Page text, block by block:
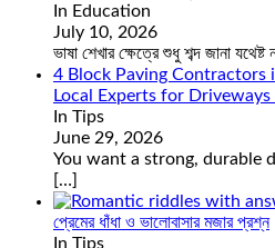
In Education
July 10, 2026
ভাষা শেখার ক্ষেত্রে শুধু শব্দ জানা যথেষ্ট
4 Block Paving Contractors
Local Experts for
In Tips
June 29, 2026
You want a strong, durable
[…]
প্রেমের ধাঁধা ও ভালোবাসার মজার প্রশ্ন
In Tips